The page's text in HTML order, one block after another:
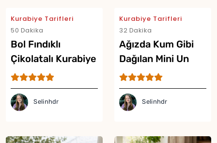
Kurabiye Tarifleri
50 Dakika
Bol Fındıklı
Çikolatalı Kurabiye
Tarifi
Selinhdr
Kurabiye Tarifleri
32 Dakika
Ağızda Kum Gibi
Dağılan Mini Un
Kurabiyesi Tarifi
Selinhdr